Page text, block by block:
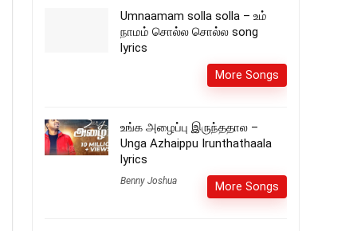
Umnaamam solla solla – உம்
நாமம் சொல்ல சொல்ல song
lyrics
More Songs
உங்க அழைப்பு இருந்ததால –
Unga Azhaippu Irunthathaala
lyrics
Benny Joshua More Songs